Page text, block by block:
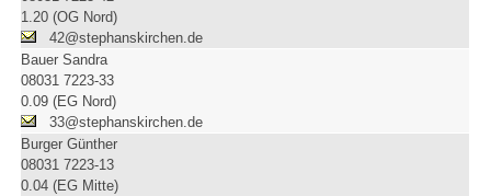
1.20 (OG Nord)
42@stephanskirchen.de
Bauer Sandra
08031 7223-33
0.09 (EG Nord)
33@stephanskirchen.de
Burger Günther
08031 7223-13
0.04 (EG Mitte)